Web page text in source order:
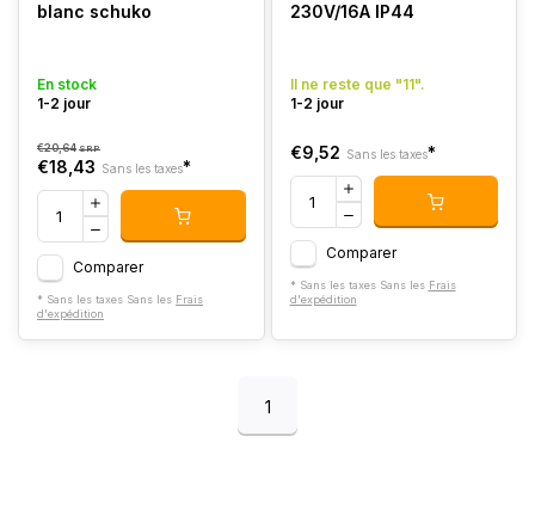
blanc schuko
En stock
1-2 jour
€20,64 SRP
€18,43 Sans les taxes*
Comparer
* Sans les taxes Sans les Frais
d'expédition
230V/16A IP44
Il ne reste que "11".
1-2 jour
€9,52 Sans les taxes*
Comparer
* Sans les taxes Sans les Frais
d'expédition
1